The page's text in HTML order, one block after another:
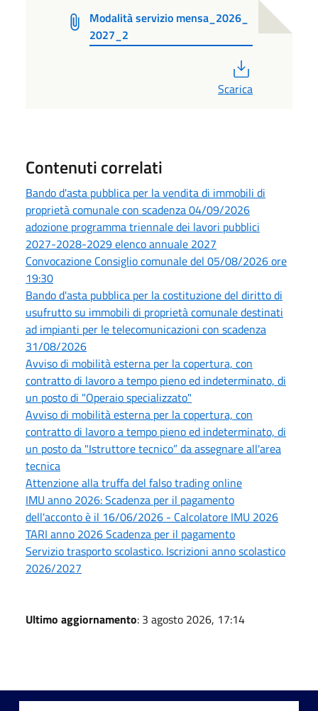
Modalità servizio mensa_2026_
2027_2
Scarica
Contenuti correlati
Bando d'asta pubblica per la vendita di immobili di
proprietà comunale con scadenza 04/09/2026
adozione programma triennale dei lavori pubblici
2027-2028-2029 elenco annuale 2027
Convocazione Consiglio comunale del 05/08/2026 ore
19:30
Bando d'asta pubblica per la costituzione del diritto di
usufrutto su immobili di proprietà comunale destinati
ad impianti per le telecomunicazioni con scadenza
31/08/2026
Avviso di mobilità esterna per la copertura, con
contratto di lavoro a tempo pieno ed indeterminato, di
un posto di "Operaio specializzato"
Avviso di mobilità esterna per la copertura, con
contratto di lavoro a tempo pieno ed indeterminato, di
un posto da "Istruttore tecnico” da assegnare all'area
tecnica
Attenzione alla truffa del falso trading online
IMU anno 2026: Scadenza per il pagamento
dell'acconto è il 16/06/2026 - Calcolatore IMU 2026
TARI anno 2026 Scadenza per il pagamento
Servizio trasporto scolastico. Iscrizioni anno scolastico
2026/2027
Ultimo aggiornamento: 3 agosto 2026, 17:14